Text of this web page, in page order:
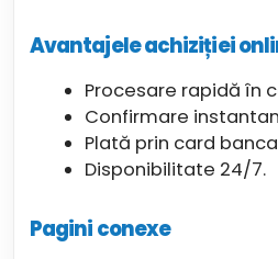
Avantajele achiziției
Procesare rapidă în
Confirmare
Plată prin card
Disponibilitate 24/7.
Pagini conexe